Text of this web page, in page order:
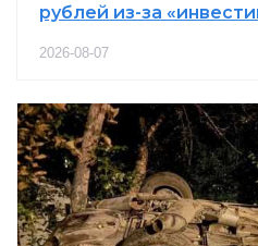
рублей из-за
2026-08-07